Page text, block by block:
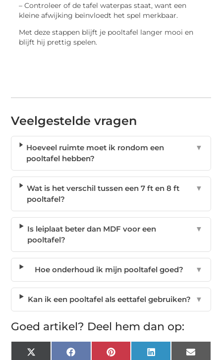
– Controleer of de tafel waterpas staat, want een
kleine afwijking beïnvloedt het spel merkbaar.
Met deze stappen blijft je pooltafel langer mooi en
blijft hij prettig spelen.
Veelgestelde vragen
Hoeveel ruimte moet ik rondom een
pooltafel hebben?
▼
Wat is het verschil tussen een 7 ft en 8 ft
pooltafel?
▼
Is leiplaat beter dan MDF voor een
pooltafel?
▼
Hoe onderhoud ik mijn pooltafel goed? ▼
Kan ik een pooltafel als eettafel gebruiken? ▼
Goed artikel? Deel hem dan op:
X FacebookPinterest LinkedIn Email